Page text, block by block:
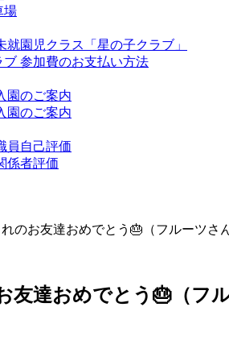
場
就園児クラス「星の子クラブ」
ブ 参加費のお支払い方法
園のご案内
園のご案内
員自己評価
係者評価
のお友達おめでとう🎂（フルーツさん
友達おめでとう🎂（フ